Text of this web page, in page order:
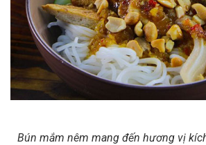
Bún mắm nêm mang đến hương vị